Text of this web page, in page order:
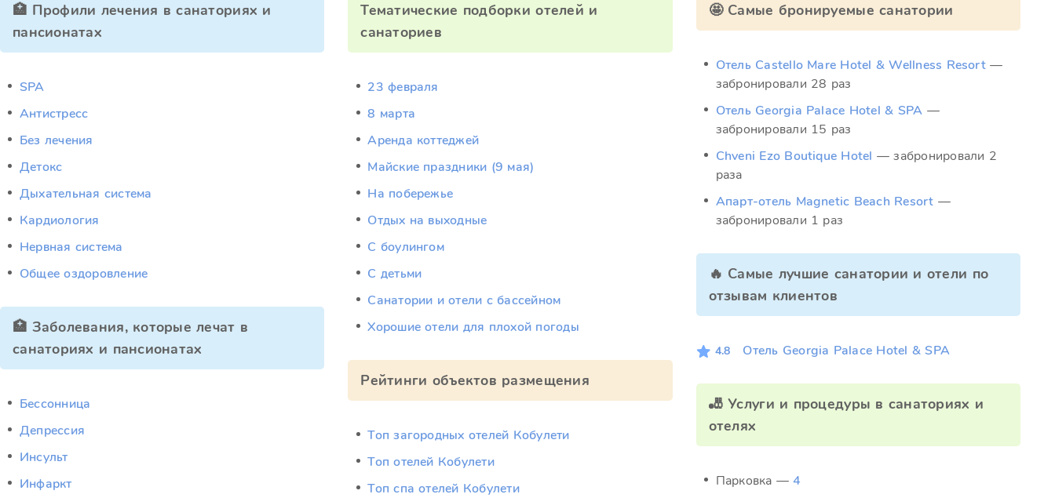
🏥 Профили лечения в санаториях и
пансионатах
SPA
Антистресс
Без лечения
Детокс
Дыхательная система
Кардиология
Нервная система
Общее оздоровление
🏥 Заболевания, которые лечат в
санаториях и пансионатах
Бессонница
Депрессия
Инсульт
Инфаркт
Тематические подборки отелей и
санаториев
23 февраля
8 марта
Аренда коттеджей
Майские праздники (9 мая)
На побережье
Отдых на выходные
С боулингом
С детьми
Санатории и отели с бассейном
Хорошие отели для плохой погоды
Рейтинги объектов размещения
Топ загородных отелей Кобулети
Топ отелей Кобулети
Топ спа отелей Кобулети
🤩 Самые бронируемые санатории
Отель Castello Mare Hotel & Wellness Resort —
забронировали 28 раз
Отель Georgia Palace Hotel & SPA —
забронировали 15 раз
Chveni Ezo Boutique Hotel — забронировали 2
раза
Апарт-отель Magnetic Beach Resort —
забронировали 1 раз
🔥 Самые лучшие санатории и отели по
отзывам клиентов
4.8 Отель Georgia Palace Hotel & SPA
🎳 Услуги и процедуры в санаториях и
отелях
Парковка —4